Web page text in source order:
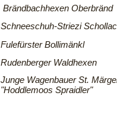
Brändbachhexen Oberbränd
Schneeschuh-Striezi
Fulefürster Bollimänkl
Rudenberger Waldhexen
Junge Wagenbauer St.
"Hoddlemoos Spraidler"